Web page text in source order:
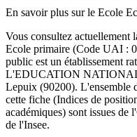
En savoir plus sur le Ecole
Vous consultez actuellement
Ecole primaire (Code UAI :
public est un établissement
L'EDUCATION
Lepuix (90200). L'ensemble
cette fiche (Indices de
académiques) sont issues
de l'Insee.